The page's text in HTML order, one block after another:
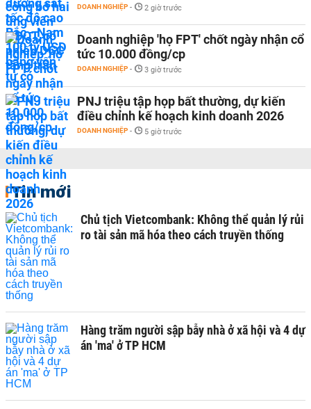
DOANH NGHIỆP - 2 giờ trước
Doanh nghiệp 'họ FPT' chốt ngày nhận cổ
tức 10.000 đồng/cp
DOANH NGHIỆP - 3 giờ trước
PNJ triệu tập họp bất thường, dự kiến
điều chỉnh kế hoạch kinh doanh 2026
DOANH NGHIỆP - 5 giờ trước
Tin mới
Chủ tịch Vietcombank: Không thể quản lý rủi
ro tài sản mã hóa theo cách truyền thống
Hàng trăm người sập bẫy nhà ở xã hội và 4 dự
án 'ma' ở TP HCM